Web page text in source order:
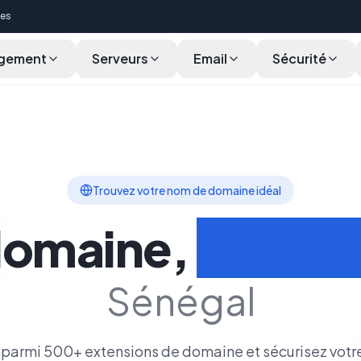
Serveurs Email Sécurité
Trouvez votre nom de domaine idéal
Sénégal
500+ extensions de domaine et sécurisez
en Masse Fonctionnalités Cycle de Vie Transférer